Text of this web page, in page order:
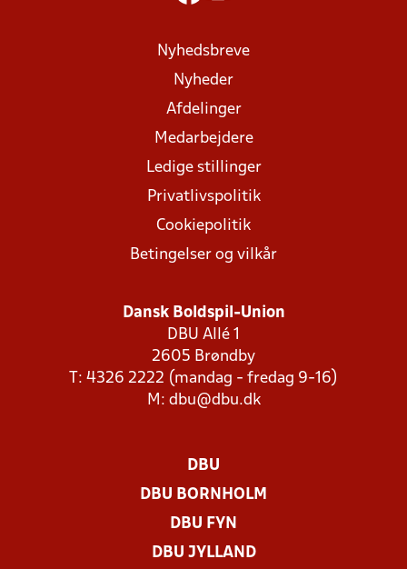
Nyhedsbreve
Nyheder
Afdelinger
Medarbejdere
Ledige stillinger
Privatlivspolitik
Cookiepolitik
Betingelser og vilkår
Dansk Boldspil-Union
DBU Allé 1
2605 Brøndby
T: 4326 2222 (mandag - fredag 9-16)
M: dbu@dbu.dk
DBU
DBU BORNHOLM
DBU FYN
DBU JYLLAND